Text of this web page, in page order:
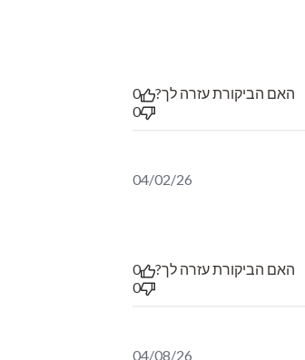
האם הביקורת עזרה לך?
0
0
04/02/26
האם הביקורת עזרה לך?
0
0
04/08/26